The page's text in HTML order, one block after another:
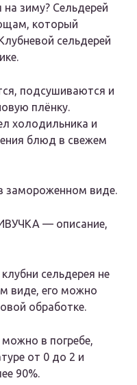
на зиму? Сельдерей
который
сельдерей
подсушиваются и
плёнку.
холодильника и
блюд в свежем
замороженном виде.
— описание,
сельдерея не
виде, его можно
обработке.
в погребе,
от 0 до 2 и
90%.